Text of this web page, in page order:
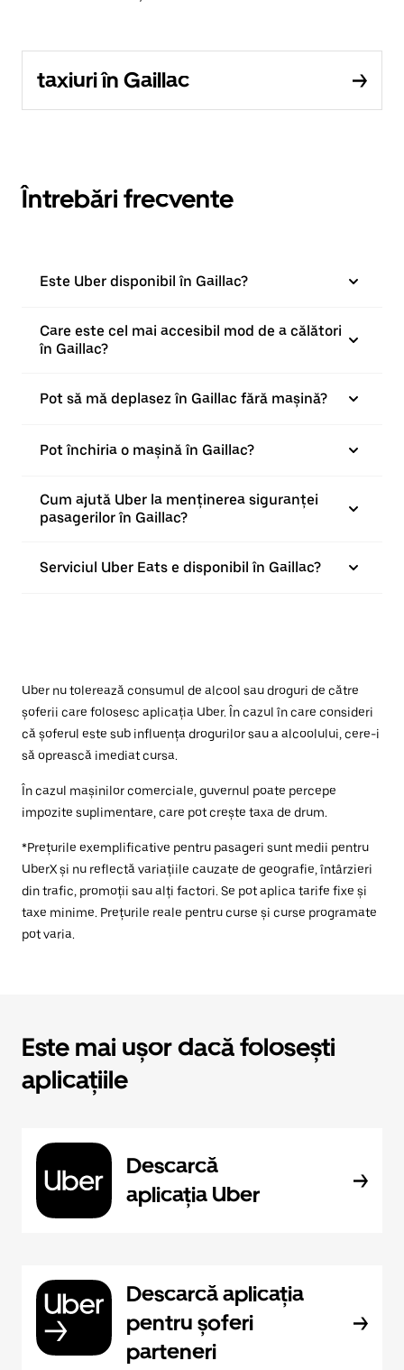
taxiuri în Gaillac
Întrebări frecvente
Este Uber disponibil în Gaillac?
Care este cel mai accesibil mod de a călători
în Gaillac?
Pot să mă deplasez în Gaillac fără mașină?
Pot închiria o mașină în Gaillac?
Cum ajută Uber la menținerea siguranței
pasagerilor în Gaillac?
Serviciul Uber Eats e disponibil în Gaillac?
Uber nu tolerează consumul de alcool sau droguri de către
șoferii care folosesc aplicația Uber. În cazul în care consideri
că șoferul este sub influența drogurilor sau a alcoolului, cere-i
să oprească imediat cursa.
În cazul mașinilor comerciale, guvernul poate percepe
impozite suplimentare, care pot crește taxa de drum.
*Prețurile exemplificative pentru pasageri sunt medii pentru
UberX și nu reflectă variațiile cauzate de geografie, întârzieri
din trafic, promoții sau alți factori. Se pot aplica tarife fixe și
taxe minime. Prețurile reale pentru curse și curse programate
pot varia.
Este mai ușor dacă folosești
aplicațiile
Descarcă
aplicația Uber
Descarcă aplicația
pentru șoferi
parteneri